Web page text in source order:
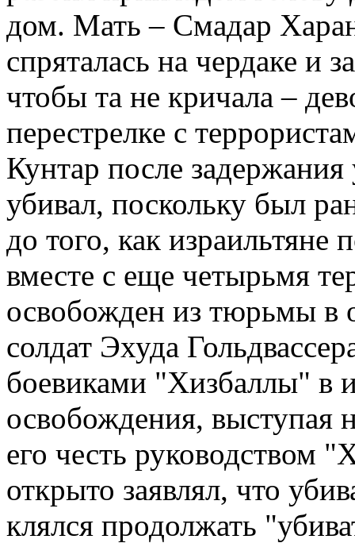
дом. Мать – Смадар
спряталась на чердаке и
чтобы та не кричала –
перестрелке с
Кунтар после
убивал, поскольку был
до того, как израильтяне
вместе с еще четырьмя
освобожден из тюрьмы в
солдат Эхуда
боевиками "Хизбаллы" в
освобождения, выступая
его честь руководством
открыто заявлял, что
клялся продолжать